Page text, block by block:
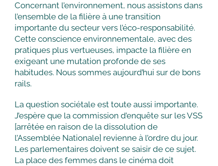
Concernant l’environnement, nous assistons dans
l’ensemble de la filière à une transition
importante du secteur vers l’éco-responsabilité.
Cette conscience environnementale, avec des
pratiques plus vertueuses, impacte la filière en
exigeant une mutation profonde de ses
habitudes. Nous sommes aujourd’hui sur de bons
rails.
La question sociétale est toute aussi importante.
J’espère que la commission d’enquête sur les VSS
[arrêtée en raison de la dissolution de
l’Assemblée Nationale] revienne à l’ordre du jour.
Les parlementaires doivent se saisir de ce sujet.
La place des femmes dans le cinéma doit